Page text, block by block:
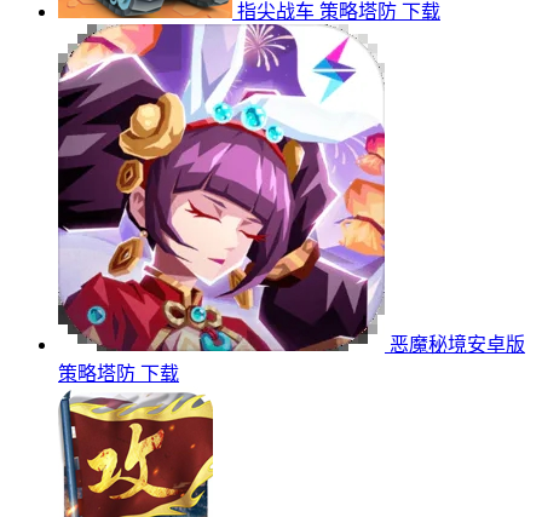
指尖战车 策略塔防 下载
恶魔秘境安卓版
策略塔防 下载